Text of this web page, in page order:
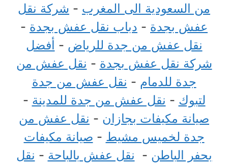
من السعودية الى المغرب - شركة نقل
عفش بجدة - دباب نقل عفش بجدة -
نقل عفش من جدة للرياض - أفضل
شركة نقل عفش بجدة - نقل عفش من
جدة للدمام - نقل عفش من جدة
لتبوك - نقل عفش من جدة للمدينة -
صيانة مكيفات بجازان - نقل عفش من
جدة لخميس مشيط - صيانة مكيفات
بحفر الباطن - نقل عفش بالباحة - نقل